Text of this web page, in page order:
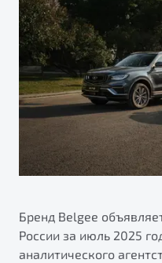
Яркий кроссовер
от 2 219 990 ₽*
В наличии
S50
Автокредит
Трейд-ин
Страхование
Расчет КАСКО
ПОДДЕРЖКА
Гарантия Belgee
Belgee Линк
Belgee Клуб
Belgee Плюс
Реферальная программа
Помощь на дорогах
О дилерском центре
Правовая информация
Бренд Belgee
России за июль 2025
аналитического